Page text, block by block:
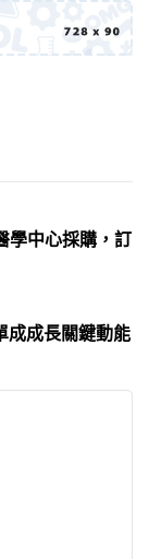
學中心採購，訂
成成長關鍵動能